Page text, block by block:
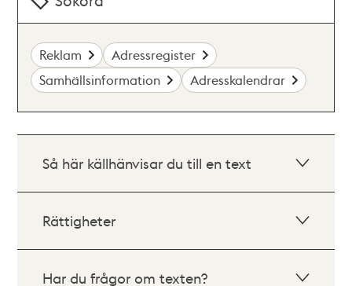
Reklam
Adressregister
Samhällsinformation
Adresskalendrar
Så här källhänvisar du till en text
Rättigheter
Har du frågor om texten?